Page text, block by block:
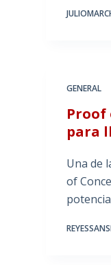
GENERAL
Proof
para
Una de
of